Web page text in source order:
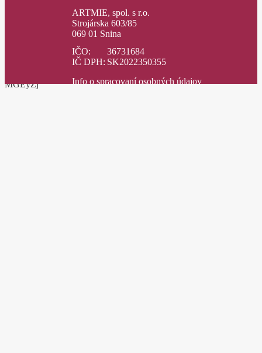
ARTMIE, spol. s r.o.
Strojárska 603/85
069 01 Snina
IČO:
36731684
IČ DPH: SK2022350355
Info o spracovaní osobných údajov
MGEyZj